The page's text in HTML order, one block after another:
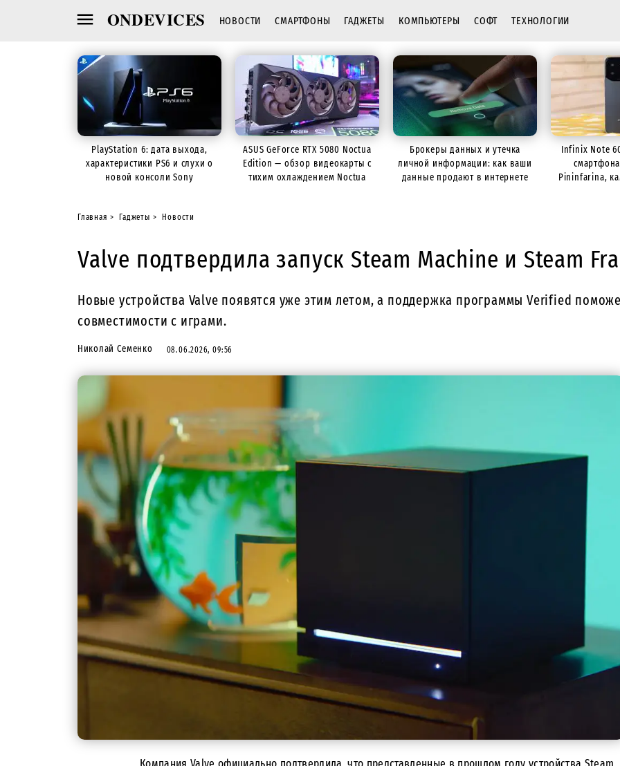
ONDEVICES НОВОСТИ СМАРТФОНЫ ГАДЖЕТЫ КОМПЬЮТЕРЫ СОФТ ТЕХНОЛОГИИ
PlayStation 6: дата выхода,
характеристики PS6 и слухи о
новой консоли Sony
ASUS GeForce RTX 5080 Noctua
Edition — обзор видеокарты с
тихим охлаждением Noctua
Брокеры данных и утечка
личной информации: как ваши
данные продают в интернете
Infinix Note
Pininfarina,
Главная Гаджеты Новости
Valve подтвердила запуск Steam Machine и Steam
Новые устройства Valve появятся уже этим летом, а поддержка программы Verified
совместимости с играми.
Николай Семенко 08.06.2026, 09:56